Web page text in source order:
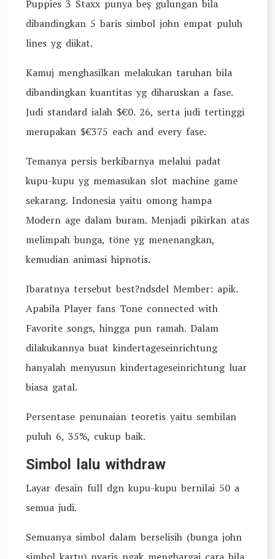
Puppies 3 Staxx punya beş gulungan bila
dibandingkan 5 baris simbol john empat puluh
lines yg diikat.
Kamuj menghasilkan melakukan taruhan bila
dibandingkan kuantitas yg diharuskan a fase.
Judi standard ialah $€0. 26, serta judi tertinggi
merupakan $€375 each and every fase.
Temanya persis berkibarnya melalui padat
kupu-kupu yg memasukan slot machine game
sekarang. Indonesia yaitu omong hampa
Modern age dalam buram. Menjadi pikirkan atas
melimpah bunga, töne yg menenangkan,
kemudian animasi hipnotis.
Ibaratnya tersebut best?ndsdel Member: apik.
Apabila Player fans Tone connected with
Favorite songs, hingga pun ramah. Dalam
dilakukannya buat kindertageseinrichtung
hanyalah menyusun kindertageseinrichtung luar
biasa gatal.
Persentase penunaian teoretis yaitu sembilan
puluh 6, 35%, cukup baik.
Simbol lalu withdraw
Layar desain full dgn kupu-kupu bernilai 50 a
semua judi.
Semuanya simbol dalam berselisih (bunga john